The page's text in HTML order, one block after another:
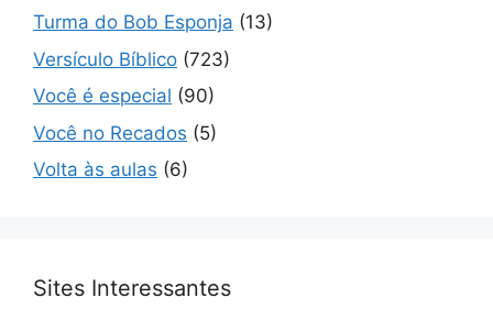
Turma do Bob Esponja (13)
Versículo Bíblico (723)
Você é especial (90)
Você no Recados (5)
Volta às aulas (6)
Sites Interessantes